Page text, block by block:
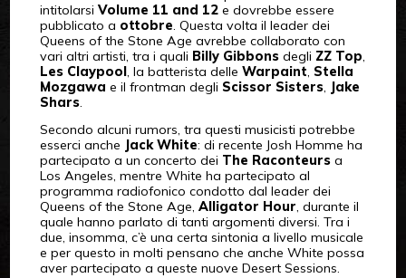
intitolarsi Volume 11 and 12e dovrebbe essere
pubblicato a ottobre. Questa volta il leader dei
Queens of the Stone Age avrebbe collaborato con
vari altri artisti, tra i quali Billy Gibbonsdegli ZZ Top,
Les Claypool , la batterista delle Warpaint, Stella
Mozgawa e il frontman degli Scissor Sisters,
Jake
Shars.
Secondo alcuni rumors, tra questi musicisti potrebbe
esserci anche
Jack White: di recente Josh Homme ha
partecipato a un concerto dei The Raconteursa
Los Angeles, mentre White ha partecipato al
programma radiofonico condotto dal leader dei
Queens of the Stone Age, Alligator Hour, durante il
quale hanno parlato di tanti argomenti diversi. Tra i
due, insomma, c’è una certa sintonia a livello musicale
e per questo in molti pensano che anche White possa
aver partecipato a queste nuove Desert Sessions.